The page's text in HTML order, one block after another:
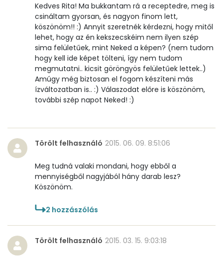
Kedves Rita! Ma bukkantam rá a receptedre, meg is
csináltam gyorsan, és nagyon finom lett,
köszönöm!! :) Annyit szeretnék kérdezni, hogy mitől
lehet, hogy az én kekszecskéim nem ilyen szép
sima felületűek, mint Neked a képen? (nem tudom
hogy kell ide képet tölteni, így nem tudom
megmutatni.. kicsit göröngyös felületűek lettek..)
Amúgy még biztosan el fogom készíteni más
ízváltozatban is.. :) Válaszodat előre is köszönöm,
további szép napot Neked! :)
Törölt felhasználó 2015. 06. 09. 8:51:06
Meg tudná valaki mondani, hogy ebből a
mennyiségből nagyjából hány darab lesz?
Köszönöm.
2 hozzászólás
Törölt felhasználó 2015. 03. 15. 9:03:18